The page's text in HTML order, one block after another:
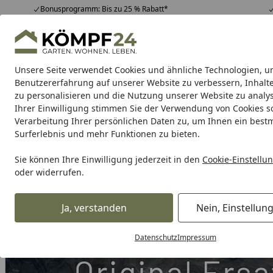
Unsere Seite verwendet Cookies und ähnliche Technologien,
Benutzererfahrung auf unserer Website zu verbessern,
zu personalisieren und die Nutzung unserer Website zu
Ihrer Einwilligung stimmen Sie der Verwendung von Cookies
Verarbeitung Ihrer persönlichen Daten zu, um Ihnen ein
Surferlebnis und mehr Funktionen zu bieten.
Sie können Ihre Einwilligung jederzeit in den Cookie-
oder widerrufen.
Ja, verstanden Nein,
DatenschutzImpressum
Bonusprogramm: Bis zu 25 % Rabatt*
Hotline07051 / 9 22 22
Mo-Fr. 8-16 Uhr 25.957 Bewertungen
Alle Produkte
Alle ProdukteHighlights Tipps & Tricks
Grill Gasgrill Holzkohlegrill Elektrogrill
Karibu Pools inkl.
Dein Traumpool im Sorglos-
Weber HOSE&REG/VLVE 90CM Q 1000 LB/JO '14 (65049)